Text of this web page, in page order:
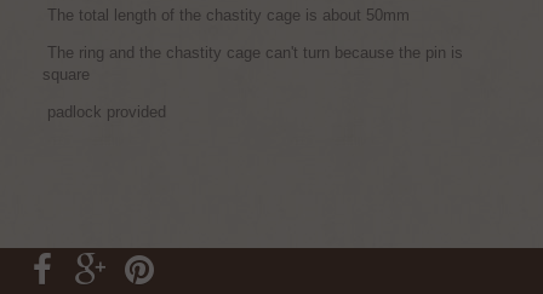
The total length of the chastity cage is about 50mm
The ring and the chastity cage can't turn because the pin is
square
padlock provided